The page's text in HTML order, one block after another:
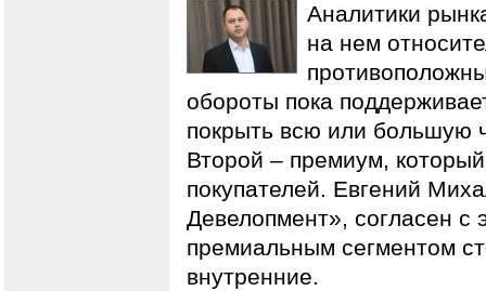
Аналитики
на нем
обороты пока
покрыть всю или большую
Второй – премиум,
покупателей. Евгений
Девелопмент», согласен с
премиальным сегментом
внутренние.